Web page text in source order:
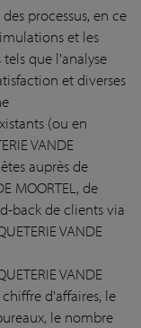
processus, en ce
et les
que l'analyse
et diverses
(ou en
VANDE
auprès de
MOORTEL, de
back de clients via
VANDE
VANDE
d'affaires, le
le nombre